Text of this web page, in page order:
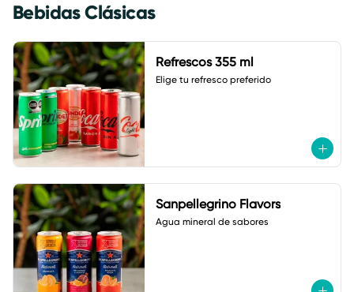
Bebidas Clásicas
Refrescos 355 ml
Elige tu refresco preferido
Sanpellegrino Flavors
Agua mineral de sabores